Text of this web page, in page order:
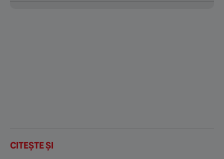
CITEȘTE ȘI